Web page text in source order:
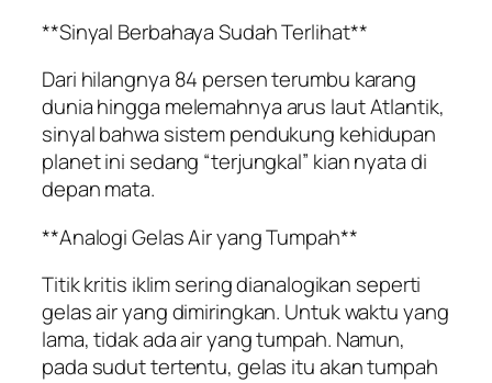
**Sinyal Berbahaya Sudah Terlihat**
Dari hilangnya 84 persen terumbu karang
dunia hingga melemahnya arus laut Atlantik,
sinyal bahwa sistem pendukung kehidupan
planet ini sedang “terjungkal” kian nyata di
depan mata.
**Analogi Gelas Air yang Tumpah**
Titik kritis iklim sering dianalogikan seperti
gelas air yang dimiringkan. Untuk waktu yang
lama, tidak ada air yang tumpah. Namun,
pada sudut tertentu, gelas itu akan tumpah